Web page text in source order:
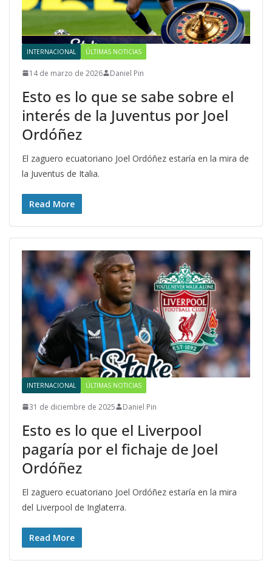
INTERNACIONAL ÚLTIMAS NOTICIAS
14 de marzo de 2026 Daniel Pin
Esto es lo que se sabe sobre el
interés de la Juventus por Joel
Ordóñez
El zaguero ecuatoriano Joel Ordóñez estaría en la mira de
la Juventus de Italia.
Read More
INTERNACIONAL ÚLTIMAS NOTICIAS
31 de diciembre de 2025 Daniel Pin
Esto es lo que el Liverpool
pagaría por el fichaje de Joel
Ordóñez
El zaguero ecuatoriano Joel Ordóñez estaría en la mira
del Liverpool de Inglaterra.
Read More